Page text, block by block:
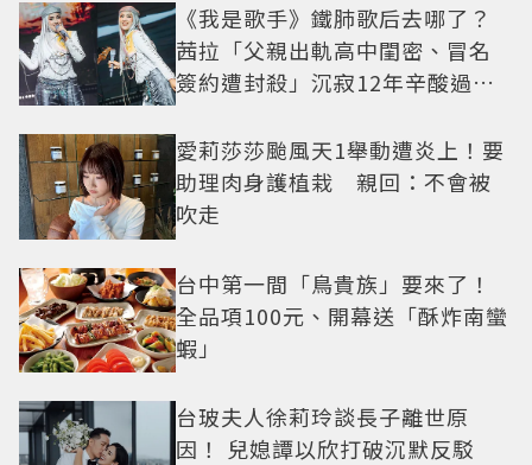
《我是歌手》鐵肺歌后去哪了？
茜拉「父親出軌高中閨密、冒名
簽約遭封殺」沉寂12年辛酸過往
愛莉莎莎颱風天1舉動遭炎上！要
助理肉身護植栽 親回：不會被
吹走
台中第一間「鳥貴族」要來了！
全品項100元、開幕送「酥炸南蠻
蝦」
台玻夫人徐莉玲談長子離世原
因！ 兒媳譚以欣打破沉默反駁